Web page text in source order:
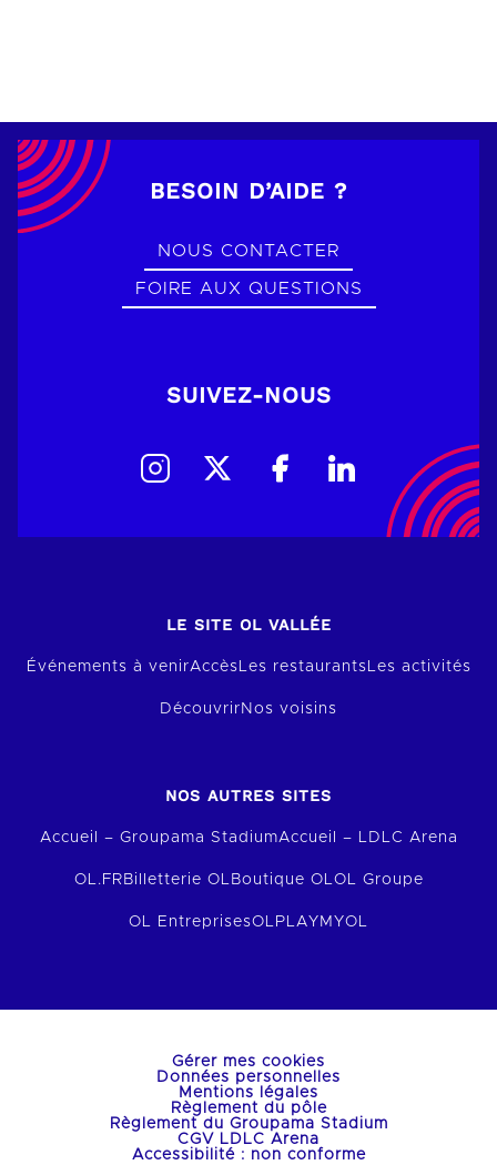
BESOIN D’AIDE ?
NOUS CONTACTER
FOIRE AUX QUESTIONS
SUIVEZ-NOUS
LE SITE OL VALLÉE
Événements à venirAccèsLes restaurantsLes activités
Découvrir Nos voisins
NOS AUTRES SITES
Accueil – Groupama StadiumAccueil – LDLC Arena
OL.FR Billetterie OL Boutique OLOL Groupe
OL EntreprisesOLPLAY MYOL
Gérer mes cookies
Données personnelles
Mentions légales
Règlement du pôle
Règlement du Groupama Stadium
CGV LDLC Arena
Accessibilité : non conforme